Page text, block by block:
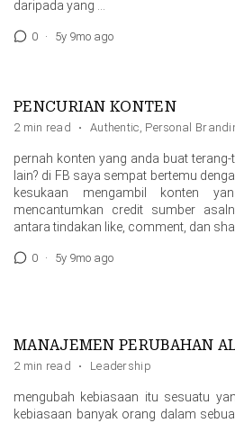
daripada yang …
0 · 5y 9mo ago
PENCURIAN KONTEN
2 min read · Authentic, Personal
pernah konten yang anda buat
lain? di FB saya sempat bertemu
kesukaan mengambil konten
mencantumkan credit sumber
antara tindakan like, comment, dan
0 · 5y 9mo ago
MANAJEMEN PERUBAHAN
2 min read · Leadership
mengubah kebiasaan itu sesuatu
kebiasaan banyak orang dalam